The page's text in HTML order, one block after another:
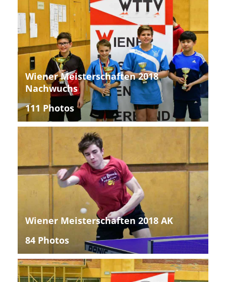
Wiener Meisterschaften 2018
Nachwuchs
111 Photos
Wiener Meisterschaften 2018 AK
84 Photos